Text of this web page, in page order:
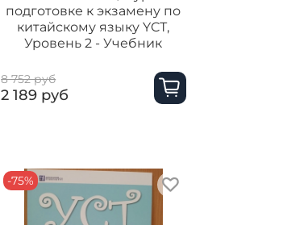
подготовке к экзамену по
китайскому языку YCТ,
Уровень 2 - Учебник
8 752 руб
2 189 руб
-75%